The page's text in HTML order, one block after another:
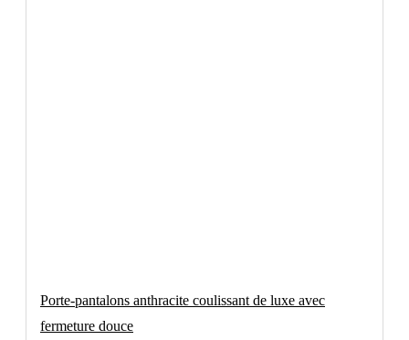
Porte-pantalons anthracite coulissant de luxe avec
fermeture douce